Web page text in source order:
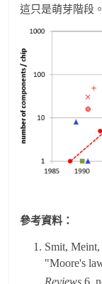
這只是萌芽階段
參考資料：
Smit,
"Moore's